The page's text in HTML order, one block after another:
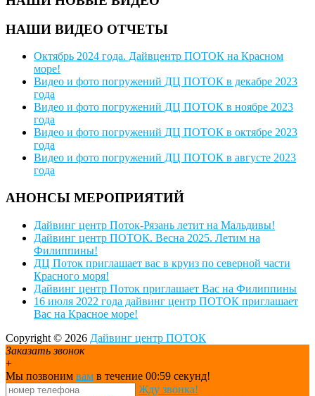
НАШИ ВИДЕО ОТЧЕТЫ
Октябрь 2024 года. Дайвцентр ПОТОК на Красном
море!
Видео и фото погружений ДЦ ПОТОК в декабре 2023
года
Видео и фото погружений ДЦ ПОТОК в ноябре 2023
года
Видео и фото погружений ДЦ ПОТОК в октябре 2023
года
Видео и фото погружений ДЦ ПОТОК в августе 2023
года
АНОНСЫ МЕРОПРИЯТИЙ
Дайвинг центр Поток-Рязань летит на Мальдивы!
Дайвинг центр ПОТОК. Весна 2025. Летим на
Филиппины!
ДЦ Поток приглашает вас в круиз по северной части
Красного моря!
Дайвинг центр Поток приглашает Вас на Филиппины
16 июля 2022 года дайвинг центр ПОТОК приглашает
Вас на Красное море!
Copyright © 2026 Дайвинг центр ПОТОК
Заказать звонок
+
Мы позвоним вам в течение 00:59 секунд!
Жду звонка!